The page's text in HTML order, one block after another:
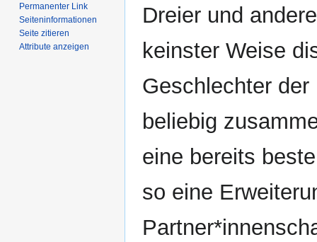
Dreier und
keinster Weise
Geschlechter
beliebig
eine bereits
so eine
Permanenter Link
Seiten­­informationen
Seite zitieren
Attribute anzeigen